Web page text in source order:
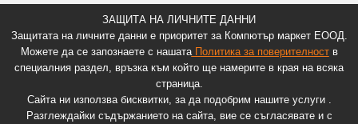
ЗАЩИТА НА ЛИЧНИТЕ ДАННИ
Защитата на личните данни е приоритет за Компютър маркет ЕООД.
Можете да се запознаете с нашатаПолитика за поверителноств
специалния раздел, връзка към който ще намерите в края на всяка
страница.
Сайта ни използва бисквитки, за да подобрим нашите услуги .
Разглеждайки съдържанието на сайта, вие се съгласявате и с